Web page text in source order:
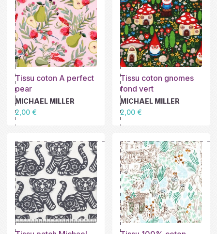
Tissu coton A perfect
pear
MICHAEL MILLER
Prix
2,00 €
Tissu coton gnomes
fond vert
MICHAEL MILLER
Prix
2,00 €